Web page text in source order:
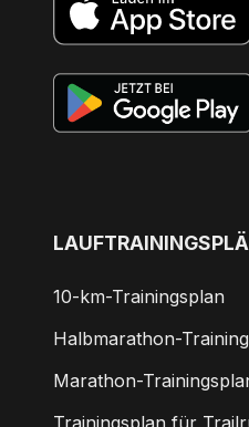
10-km-Trainingsplan
Halbmarathon-
Marathon-